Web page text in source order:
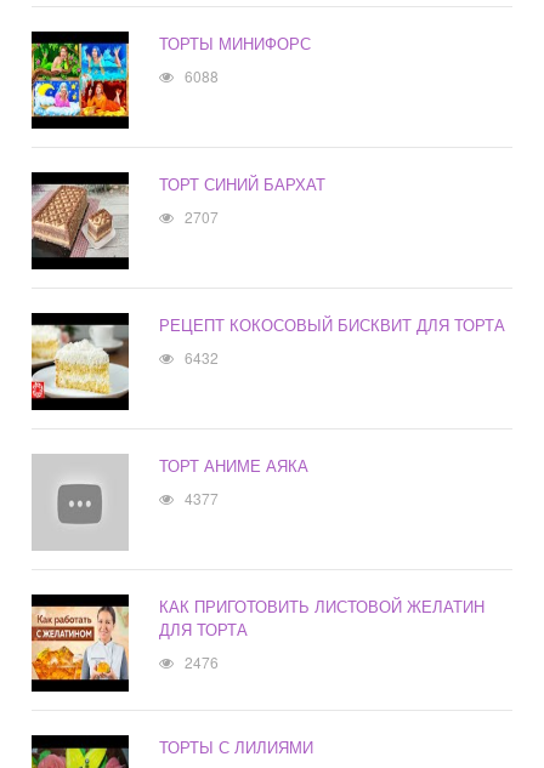
ТОРТЫ МИНИФОРС
6088
ТОРТ СИНИЙ БАРХАТ
2707
РЕЦЕПТ КОКОСОВЫЙ БИСКВИТ ДЛЯ ТОРТА
6432
ТОРТ АНИМЕ АЯКА
4377
КАК ПРИГОТОВИТЬ ЛИСТОВОЙ ЖЕЛАТИН
ДЛЯ ТОРТА
2476
ТОРТЫ С ЛИЛИЯМИ